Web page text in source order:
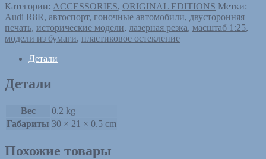
Категории: ACCESSORIES, ORIGINAL EDITIONS Метки:
Audi R8R, автоспорт, гоночные автомобили, двусторонняя
печать, исторические модели, лазерная резка, масштаб 1:25,
модели из бумаги, пластиковое остекление
Детали
Детали
Вес
0.2 kg
Габариты 30 × 21 × 0.5 cm
Похожие товары